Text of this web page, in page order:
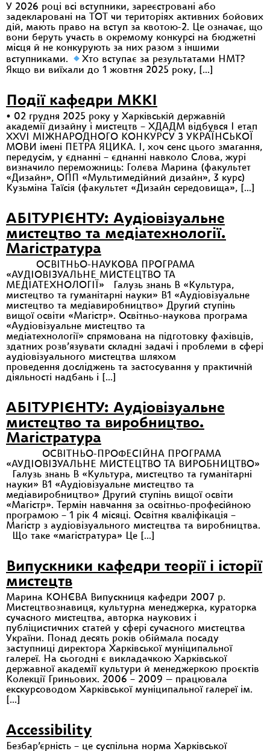
У 2026 році всі вступники, зареєстровані або
задекларовані на ТОТ чи територіях активних бойових
дій, мають право на вступ за квотою-2. Це означає, що
вони беруть участь в окремому конкурсі на бюджетні
місця й не конкурують за них разом з іншими
вступниками.
Хто вступає за результатами НМТ?
Якщо ви виїхали до 1 жовтня 2025 року, […]
Події кафедри МККІ
• 02 грудня 2025 року у Харківській державній
академії дизайну і мистецтв – ХДАДМ відбувся І етап
ХХVІ МІЖНАРОДНОГО КОНКУРСУ З УКРАЇНСЬКОЇ
МОВИ імені ПЕТРА ЯЦИКА. І, хоч сенс цього змагання,
передусім, у єднанні – єднанні навколо Слова, журі
визначило переможниць: Голєва Марина (факультет
«Дизайн», ОПП «Мультимедійний дизайн», 3 курс)
Кузьміна Таїсія (факультет «Дизайн середовища», […]
АБІТУРІЄНТУ: Аудіовізуальне
мистецтво та медіатехнології.
Магістратура
ОСВІТНЬО-НАУКОВА ПРОГРАМА
«АУДІОВІЗУАЛЬНЕ МИСТЕЦТВО ТА
МЕДІАТЕХНОЛОГІЇ» Галузь знань В «Культура,
мистецтво та гуманітарні науки» B1 «Аудіовізуальне
мистецтво та медіавиробництво» Другий ступінь
вищої освіти «Магістр». Освітньо-наукова програма
«Аудіовізуальне мистецтво та
медіатехнології» спрямована на підготовку фахівців,
здатних розв’язувати складні задачі і проблеми в сфері
аудіовізуального мистецтва шляхом
проведення досліджень та застосування у практичній
діяльності надбань і […]
АБІТУРІЄНТУ: Аудіовізуальне
мистецтво та виробництво.
Магістратура
ОСВІТНЬО-ПРОФЕСІЙНА ПРОГРАМА
«АУДІОВІЗУАЛЬНЕ МИСТЕЦТВО ТА ВИРОБНИЦТВО»
Галузь знань В «Культура, мистецтво та гуманітарні
науки» B1 «Аудіовізуальне мистецтво та
медіавиробництво» Другий ступінь вищої освіти
«Магістр». Термін навчання за освітньо-професійною
програмою – 1 рік 4 місяці. Освітня кваліфікація –
Магістр з аудіовізуального мистецтва та виробництва.
Що таке «магістратура» Це […]
Випускники кафедри теорії і історії
мистецтв
Марина КОНЄВА Випускниця кафедри 2007 р.
Мистецтвознавиця, культурна менеджерка, кураторка
сучасного мистецтва, авторка наукових і
публіцистичних статей у сфері сучасного мистецтва
України. Понад десять років обіймала посаду
заступниці директора Харківської муніципальної
галереї. На сьогодні є викладачкою Харківської
державної академії культури й менеджеркою проєктів
Колекції Гриньових. 2006 – 2009 — працювала
екскурсоводом Харківської муніципальної галереї ім.
[…]
Accessibility
Безбар’єрність – це суспільна норма Харківської